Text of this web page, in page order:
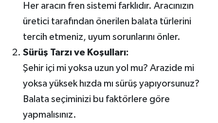
Her aracın fren sistemi farklıdır. Aracınızın
üretici tarafından önerilen balata türlerini
tercih etmeniz, uyum sorunlarını önler.
Sürüş Tarzı ve Koşulları:
Şehir içi mi yoksa uzun yol mu? Arazide mi
yoksa yüksek hızda mı sürüş yapıyorsunuz?
Balata seçiminizi bu faktörlere göre
yapmalısınız.